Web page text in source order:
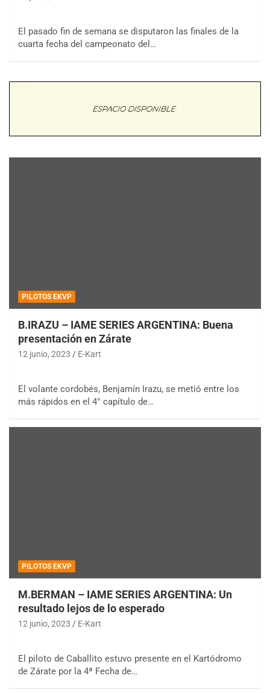
El pasado fin de semana se disputaron las finales de la
cuarta fecha del campeonato del…
PILOTOS EKVP
B.IRAZU – IAME SERIES ARGENTINA: Buena
presentación en Zárate
12 junio, 2023 E-Kart
El volante cordobés, Benjamín Irazu, se metió entre los
más rápidos en el 4° capítulo de…
PILOTOS EKVP
M.BERMAN – IAME SERIES ARGENTINA: Un
resultado lejos de lo esperado
12 junio, 2023 E-Kart
El piloto de Caballito estuvo presente en el Kartódromo
de Zárate por la 4ª Fecha de…